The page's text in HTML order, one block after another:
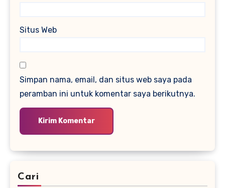
Situs Web
Simpan nama, email, dan situs web saya pada
peramban ini untuk komentar saya berikutnya.
Cari